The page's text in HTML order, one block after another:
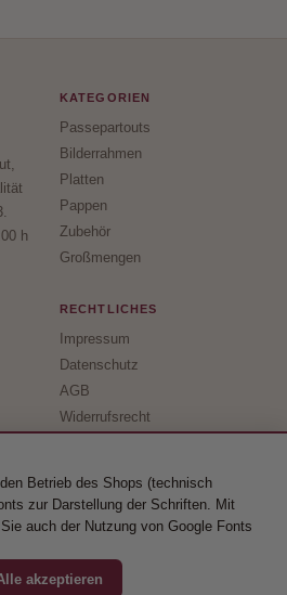
Betrieb des Shops (technisch
zur Darstellung der Schriften. Mit
auch der Nutzung von Google Fonts
akzeptieren
h
KATEGORIEN
Passepartouts
Bilderrahmen
Platten
Pappen
Zubehör
Großmengen
RECHTLICHES
Impressum
Datenschutz
AGB
Widerrufsrecht
· USt-IdNr.: DE291817603 ·